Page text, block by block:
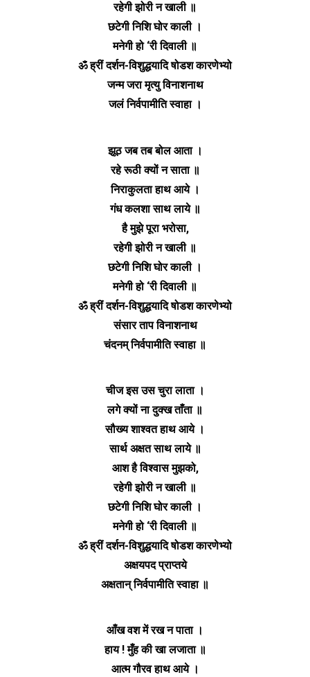
रहेगी झोरी न खाली ॥
छटेगी निशि घोर काली ।
मनेगी हो ‘री दिवाली ॥
ॐ ह्रीं दर्शन-विशुद्धयादि षोडश कारणेभ्यो
जन्म जरा मृत्यु विनाशनाथ
जलं निर्वपामीति स्वाहा ।
झूठ जब तब बोल आता ।
रहे रूठी क्यों न साता ॥
निराकुलता हाथ आये ।
गंध कलशा साथ लाये ॥
है मुझे पूरा भरोसा,
रहेगी झोरी न खाली ॥
छटेगी निशि घोर काली ।
मनेगी हो ‘री दिवाली ॥
ॐ ह्रीं दर्शन-विशुद्धयादि षोडश कारणेभ्यो
संसार ताप विनाशनाथ
चंदनम् निर्वपामीति स्वाहा ॥
चीज इस उस चुरा लाता ।
लगे क्यों ना दुक्ख ताँता ॥
सौख्य शाश्वत हाथ आये ।
सार्थ अक्षत साथ लाये ॥
आश है विश्वास मुझको,
रहेगी झोरी न खाली ॥
छटेगी निशि घोर काली ।
मनेगी हो ‘री दिवाली ॥
ॐ ह्रीं दर्शन-विशुद्धयादि षोडश कारणेभ्यो
अक्षयपद प्राप्तये
अक्षतान् निर्वपामीति स्वाहा ॥
आँख वश में रख न पाता ।
हाय ! मुँह की खा लजाता ॥
आत्म गौरव हाथ आये ।